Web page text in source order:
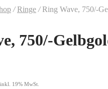
/ Ringe /Ring Wave, 750/-
750/-
inkl. 19% MwSt.